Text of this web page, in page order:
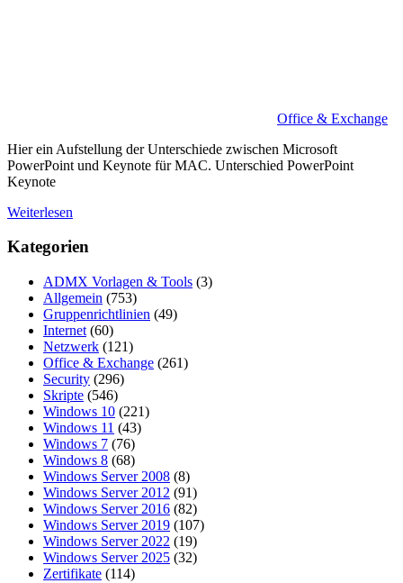
Office & Exchange
Hier ein Aufstellung der Unterschiede zwischen Microsoft
PowerPoint und Keynote für MAC. Unterschied PowerPoint
Keynote
Weiterlesen
Kategorien
ADMX Vorlagen & Tools (3)
Allgemein (753)
Gruppenrichtlinien (49)
Internet (60)
Netzwerk (121)
Office & Exchange (261)
Security (296)
Skripte (546)
Windows 10 (221)
Windows 11 (43)
Windows 7 (76)
Windows 8 (68)
Windows Server 2008 (8)
Windows Server 2012 (91)
Windows Server 2016 (82)
Windows Server 2019 (107)
Windows Server 2022 (19)
Windows Server 2025 (32)
Zertifikate (114)